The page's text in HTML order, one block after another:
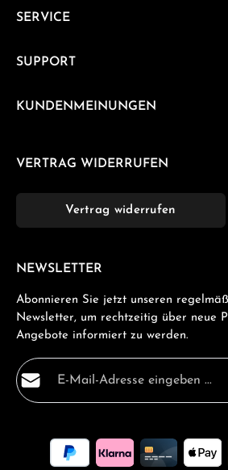
SERVICE
SUPPORT
KUNDENMEINUNGEN
VERTRAG WIDERRUFEN
Vertrag widerrufen
NEWSLETTER
Abonnieren Sie jetzt unseren
Newsletter, um rechtzeitig über neue
Angebote informiert zu werden.
E-Mail-Adresse*
Ich habe die
genommen und dieAGBgelesen
Pflichtfelder.